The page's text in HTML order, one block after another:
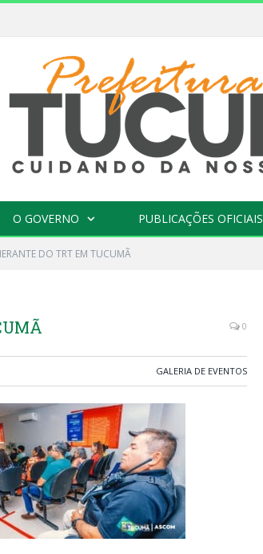
O GOVERNO PUBLICAÇÕES OFICIAIS
DO TRT EM TUCUMÃ
0
GALERIA DE EVENTOS